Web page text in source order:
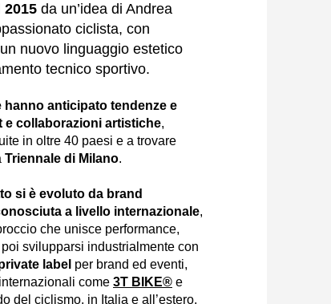
da un’idea di Andrea
ciclista, con
nuovo linguaggio estetico
tecnico sportivo.
hanno anticipato tendenze e
e collaborazioni artistiche,
in oltre 40 paesi e a trovare
Triennale di Milano.
si è evoluto da brand
a livello internazionale,
che unisce performance,
svilupparsi industrialmente con
label per brand ed eventi,
come 3T BIKE® e
del ciclismo, in Italia e all’estero.